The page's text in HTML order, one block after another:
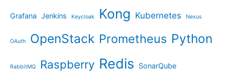
Grafana Jenkins Keycloak Kong Kubernetes Nexus
OAuth OpenStack Prometheus Python
RabbitMQ Raspberry Redis SonarQube